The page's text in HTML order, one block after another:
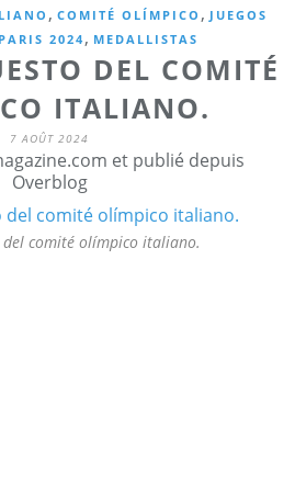
, COMITÉ OLÍMPICO , JUEGOS
PARIS 2024 , MEDALLISTAS
DEL COMITÉ
ITALIANO.
7 AOÛT 2024
et publié depuis
Overblog
del comité olímpico italiano.